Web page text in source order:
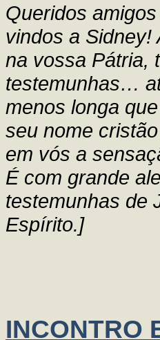
Queridos
vindos a Sidney!
na vossa Pátria,
testemunhas…
menos longa
seu nome
em vós a
É com grande
testemunhas de
Espírito.]
INCONTRO